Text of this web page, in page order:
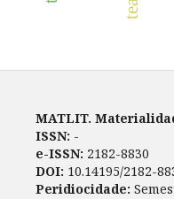
MATLIT.
ISSN: -
e-ISSN: 2182-8830
DOI: 10.14195/2182-
Peridiocidade: